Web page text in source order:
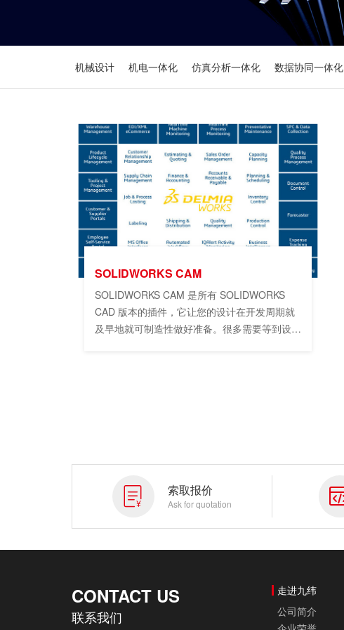
机械设计 机电一体化 仿真分析一体化 数据协同一体化
SOLIDWORKS CAM
SOLIDWORKS CAM 是所有 SOLIDWORKS
CAD 版本的插件，它让您的设计在开发周期就
及早地就可制造性做好准备。很多需要等到设计
索取报价
Ask for quotation
CONTACT US
联系我们
走进九纬
公司简介